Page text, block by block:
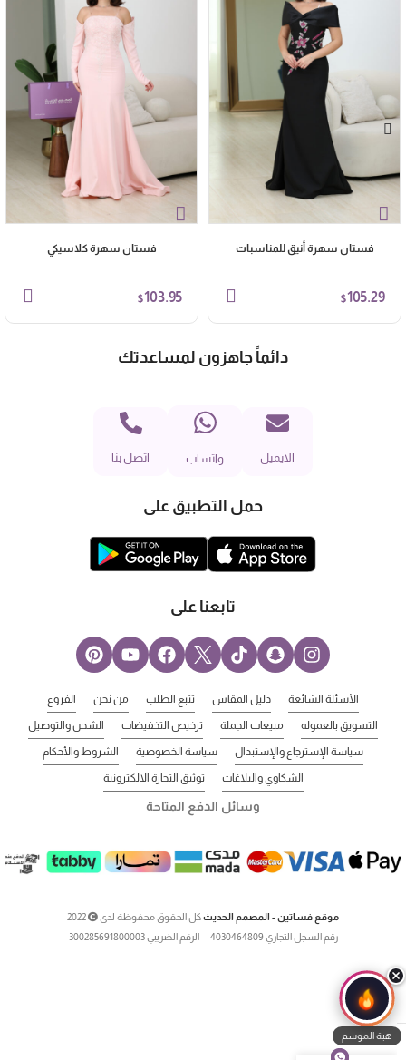
فستان سهرة أنيق للمناسبات
$105.29
فستان سهرة كلاسيكي
$103.95
دائماً جاهزون لمساعدتك
الايميل واتساب اتصل بنا
حمل التطبيق على
تابعنا على
الأسئلة الشائعة دليل المقاس تتبع الطلب من نحن الفروع
التسويق بالعموله مبيعات الجملة ترخيص التخفيضات الشحن والتوصيل
سياسة الإسترجاع والإستبدال سياسة الخصوصية الشروط والأحكام
الشكاوي والبلاغات توثيق التجارة الالكترونية
وسائل الدفع المتاحة
موقع فساتين - المصمم الحديثكل الحقوق محفوظة لدى
2022
رقم السجل التجاري 4030464809 -- الرقم الضريبي 300285691800003
هبة الموسم